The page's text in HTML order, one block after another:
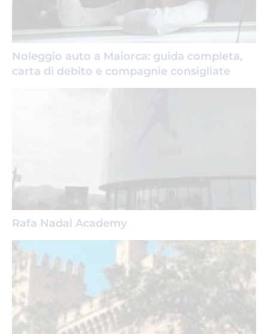
Noleggio auto a Maiorca: guida completa,
carta di debito e compagnie consigliate
Rafa Nadal Academy